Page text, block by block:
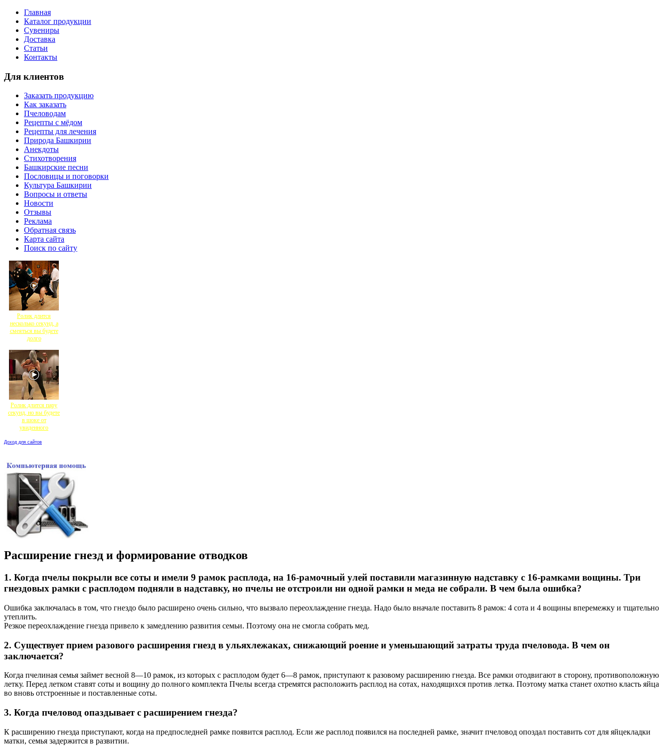
Главная
Каталог продукции
Сувениры
Доставка
Статьи
Контакты
Для клиентов
Заказать продукцию
Как заказать
Пчеловодам
Рецепты с мёдом
Рецепты для лечения
Природа Башкирии
Анекдоты
Стихотворения
Башкирские песни
Пословицы и поговорки
Культура Башкирии
Вопросы и ответы
Новости
Отзывы
Реклама
Обратная связь
Карта сайта
Поиск по сайту
Ролик длится
несколько секунд, а
смеяться вы будете
долго
Ролик длится пару
секунд, но вы будете
в шоке от
увиденного
Доход для сайтов
Расширение гнезд и формирование отводков
1. Когда пчелы покрыли все соты и имели 9 рамок расплода, на 16-рамочный улей поставили магазинную надставку с 16-рамками вощины. Три
гнездовых рамки с расплодом подняли в надставку, но пчелы не отстроили ни одной рамки н меда не собрали. В чем была ошибка?
Ошибка заключалась в том, что гнездо было расширено очень сильно, что вызвало переохлаждение гнезда. Надо было вначале поставить 8 рамок: 4 сота и 4 вощины вперемежку и тщательно
утеплить.
Резкое переохлаждение гнезда привело к замедлению развития семьи. Поэтому она не смогла собрать мед.
2. Существует прием разового расширения гнезд в ульяхлежаках, снижающий роение и уменьшающий затраты труда пчеловода. В чем он
заключается?
Когда пчелиная семья займет весной 8—10 рамок, из которых с расплодом будет 6—8 рамок, приступают к разовому расширению гнезда. Все рамки отодвигают в сторону, противоположную
летку. Перед летком ставят соты и вощину до полного комплекта Пчелы всегда стремятся расположить расплод на сотах, находящихся против летка. Поэтому матка станет охотно класть яйца
во вновь отстроенные и поставленные соты.
3. Когда пчеловод опаздывает с расширением гнезда?
К расширению гнезда приступают, когда на предпоследней рамке появится расплод. Если же расплод появился на последней рамке, значит пчеловод опоздал поставить сот для яйцекладки
матки, семья задержится в развитии.